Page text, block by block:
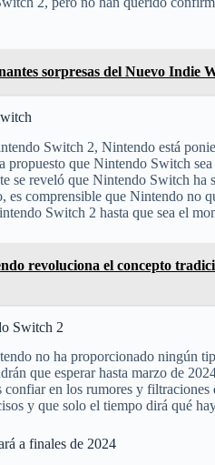
sorpresas del Nuevo
Switch 2, Nintendo está
que Nintendo Switch
se reveló que Nintendo Switch
comprensible que Nintendo no
Switch 2 hasta que sea el
revoluciona el concepto
Switch 2
no ha proporcionado ningún
que esperar hasta marzo de
en los rumores y
y que solo el tiempo dirá qué
a finales de 2024